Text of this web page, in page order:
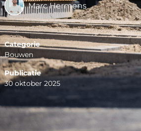
Marc Hermens
Categorie
Bouwen
Publicatie
30 oktober 2025